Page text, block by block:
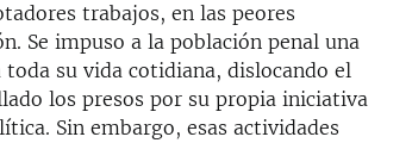
trabajos, en las peores
Se impuso a la población penal una
su vida cotidiana, dislocando el
los presos por su propia iniciativa
Sin embargo, esas actividades